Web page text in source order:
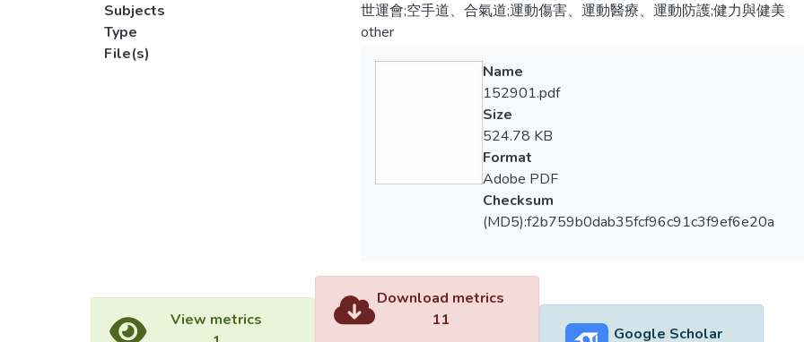
Subjects
世運會;空手道、合氣道;運動傷害、運動醫療、運動防護;健力與健美
Type
other
File(s)
Name
152901.pdf
Size
524.78 KB
Format
Adobe PDF
Checksum
(MD5):f2b759b0dab35fcf96c91c3f9ef6e20a
View metrics
Download metrics
11
Google Scholar